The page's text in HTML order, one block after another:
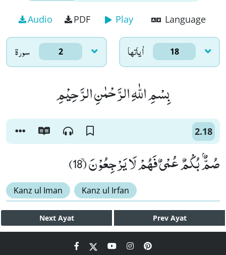
Audio PDF Play Language
سورۃ 2 اٰياتها 18
بِسْمِ اللّٰهِ الرَّحْمٰنِ الرَّحِیْمِ
2.18
صُمٌّۢ بُكْمٌ عُمْیٌ فَهُمْ لَا یَرْجِعُوْنَۙ (18)
Kanz ul Iman Kanz ul Irfan
Next Ayat Prev Ayat